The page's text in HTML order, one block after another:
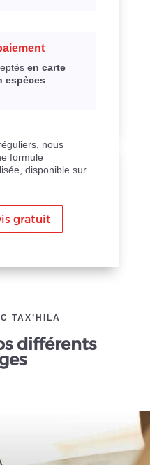
en carte
espèces
nous
formule
disponible sur
gratuit
TAX’HILA
différents